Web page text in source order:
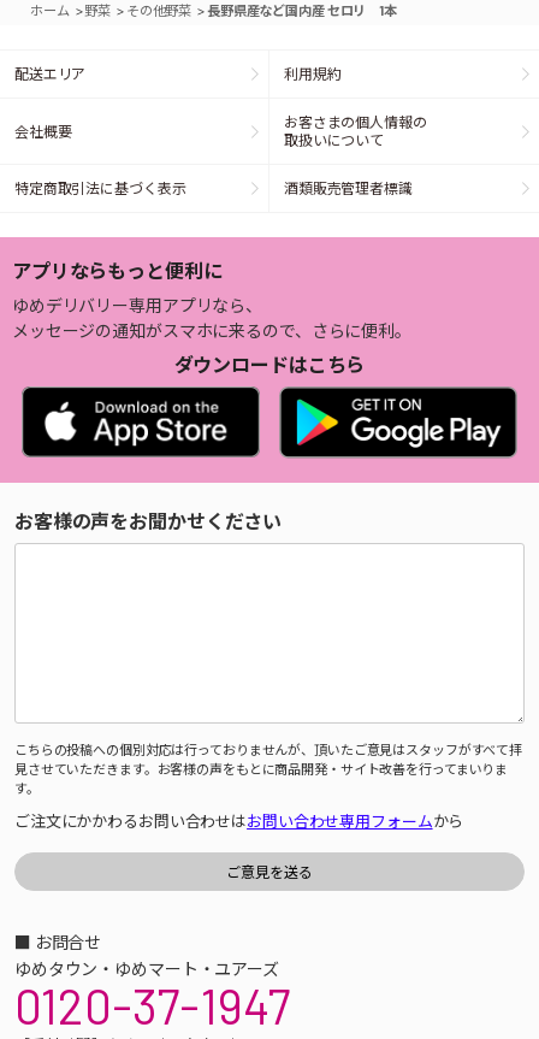
ホーム >野菜 > その他野菜 >長野県産など国内産 セロリ 1本
配送エリア 利用規約
会社概要
お客さまの個人情報の
取扱いについて
特定商取引法に基づく表示 酒類販売管理者標識
アプリならもっと便利に
ゆめデリバリー専用アプリなら、
メッセージの通知がスマホに来るので、さらに便利。
ダウンロードはこちら
お客様の声をお聞かせください
こちらの投稿への個別対応は行っておりませんが、頂いたご意見はスタッフがすべて拝
見させていただきます。お客様の声をもとに商品開発・サイト改善を行ってまいりま
す。
ご注文にかかわるお問い合わせはお問い合わせ専用フォームから
■ お問合せ
ゆめタウン・ゆめマート・ユアーズ
0120-37-1947